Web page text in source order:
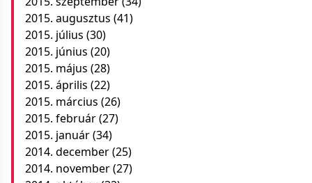
2015. augusztus (41)
2015. július (30)
2015. június (20)
2015. május (28)
2015. április (22)
2015. március (26)
2015. február(27)
2015. január(34)
2014. december(25)
2014. november(27)